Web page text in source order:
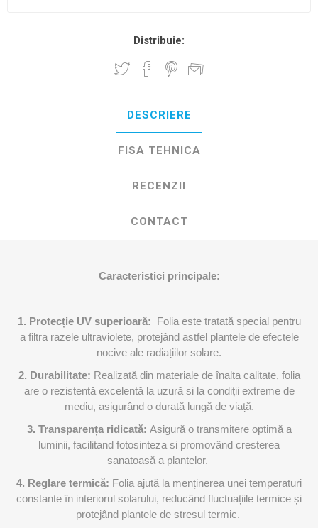
Distribuie:
DESCRIERE
FISA TEHNICA
RECENZII
CONTACT
Caracteristici principale:
1. Protecție UV superioară: Folia este tratată special pentru
a filtra razele ultraviolete, protejând astfel plantele de efectele
nocive ale radiațiilor solare.
2. Durabilitate: Realizată din materiale de înalta calitate, folia
are o rezistentă excelentă la uzură si la condiții extreme de
mediu, asigurând o durată lungă de viață.
3. Transparența ridicată: Asigură o transmitere optimă a
luminii, facilitand fotosinteza si promovând cresterea
sanatoasă a plantelor.
4. Reglare termică: Folia ajută la menținerea unei temperaturi
constante în interiorul solarului, reducând fluctuațiile termice și
protejând plantele de stresul termic.